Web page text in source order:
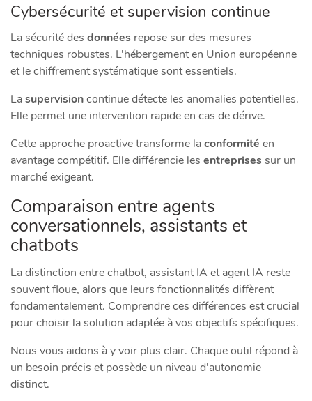
Cybersécurité et supervision continue
La sécurité des données repose sur des mesures
techniques robustes. L’hébergement en Union européenne
et le chiffrement systématique sont essentiels.
Lasupervisioncontinue détecte les anomalies potentielles.
Elle permet une intervention rapide en cas de dérive.
Cette approche proactive transforme laconformité en
avantage compétitif. Elle différencie les entreprisessur un
marché exigeant.
Comparaison entre agents
conversationnels, assistants et
chatbots
La distinction entre chatbot, assistant IA et agent IA reste
souvent floue, alors que leurs fonctionnalités diffèrent
fondamentalement. Comprendre ces différences est crucial
pour choisir la solution adaptée à vos objectifs spécifiques.
Nous vous aidons à y voir plus clair. Chaque outil répond à
un besoin précis et possède un niveau d’autonomie
distinct.